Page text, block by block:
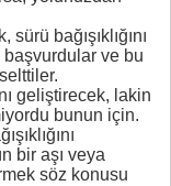
bağışıklığını
ve bu
geliştirecek, lakin
bunun için.
bir aşı veya
söz konusu